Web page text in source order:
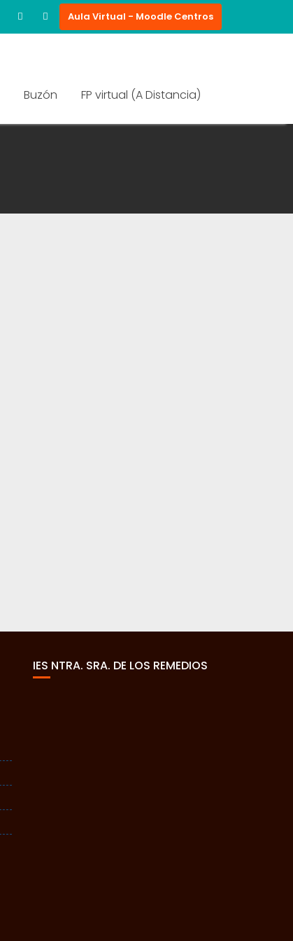
Aula Virtual - Moodle Centros
Buzón FP virtual (A Distancia)
IES NTRA. SRA. DE LOS REMEDIOS